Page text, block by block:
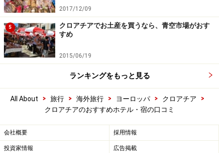
2017/12/09
5
クロアチアでお土産を買うなら、青空市場がおす
すめ
2015/06/19
ランキングをもっと見る
All About > 旅行 > 海外旅行 > ヨーロッパ > クロアチア
>
クロアチアのおすすめホテル・宿の口コミ
会社概要 採用情報
投資家情報 広告掲載